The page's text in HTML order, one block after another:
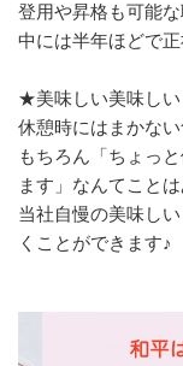
登用や昇格も可能な
中には半年ほどで
★美味しい美味し
休憩時にはまかな
もちろん「ちょっ
ます」なんてこと
当社自慢の美味し
くことができます♪